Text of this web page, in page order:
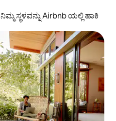
ನಿಮ್ಮ ಸ್ಥಳವನ್ನು Airbnb ಯಲ್ಲಿ ಹಾಕಿ